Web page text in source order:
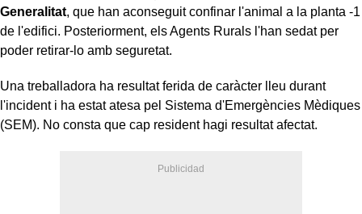
Generalitat, que han aconseguit confinar l'animal a la planta -1
de l'edifici. Posteriorment, els Agents Rurals l'han sedat per
poder retirar-lo amb seguretat.
Una treballadora ha resultat ferida de caràcter lleu durant
l'incident i ha estat atesa pel Sistema d'Emergències Mèdiques
(SEM). No consta que cap resident hagi resultat afectat.